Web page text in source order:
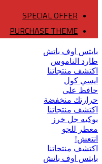
SPECIAL OFFER
PURCHASE THEME
بايتس اوف باتش
طارد الناموس
اكتشف منتجاتنا
ايسي كول
حافظ على
حرارتك منخفضة
اكتشف منتجاتنا
بوكيه جل خرز
معطر للجو
انتعش!
اكتشف منتجاتنا
بايتس اوف باتش